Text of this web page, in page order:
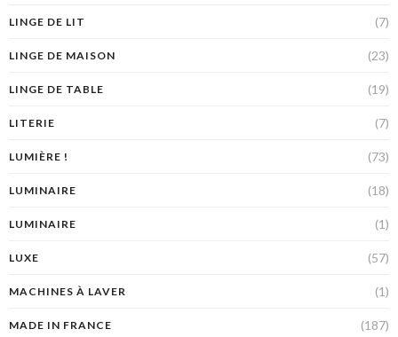
LINGE DE LIT (7)
LINGE DE MAISON (23)
LINGE DE TABLE (19)
LITERIE (7)
LUMIÈRE ! (73)
LUMINAIRE (18)
LUMINAIRE (1)
LUXE (57)
MACHINES À LAVER (1)
MADE IN FRANCE (187)